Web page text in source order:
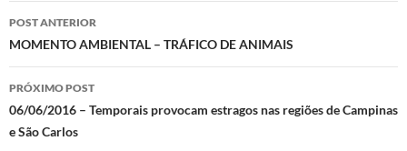
Navegação
de
posts
POST ANTERIOR
MOMENTO AMBIENTAL – TRÁFICO DE ANIMAIS
PRÓXIMO POST
06/06/2016 – Temporais provocam estragos nas regiões de Campinas
e São Carlos